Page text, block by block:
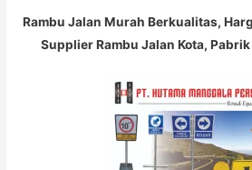
Rambu Jalan Murah Berkualitas,
Supplier Rambu Jalan Kota,